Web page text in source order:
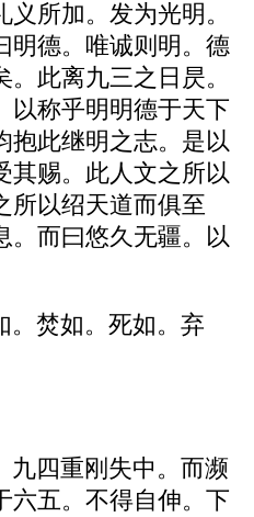
所加。发为光明。
明德。唯诚则明。德
此离九三之日昃。
以称乎明明德于天下
抱此继明之志。是以
其赐。此人文之所以
所以绍天道而俱至
。而曰悠久无疆。以
。焚如。死如。弃
九四重刚失中。而濒
六五。不得自伸。下